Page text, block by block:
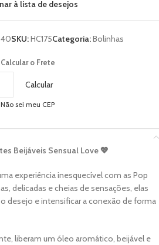
à lista de desejos
SKU:HC175Categoria:Bolinhas
Calcular o Frete
Calcular
Não sei meu CEP
Beijáveis Sensual Love 💖
experiência inesquecível com as Pop
delicadas e cheias de sensações, elas
desejo e intensificar a conexão de forma
liberam um óleo aromático, beijável e